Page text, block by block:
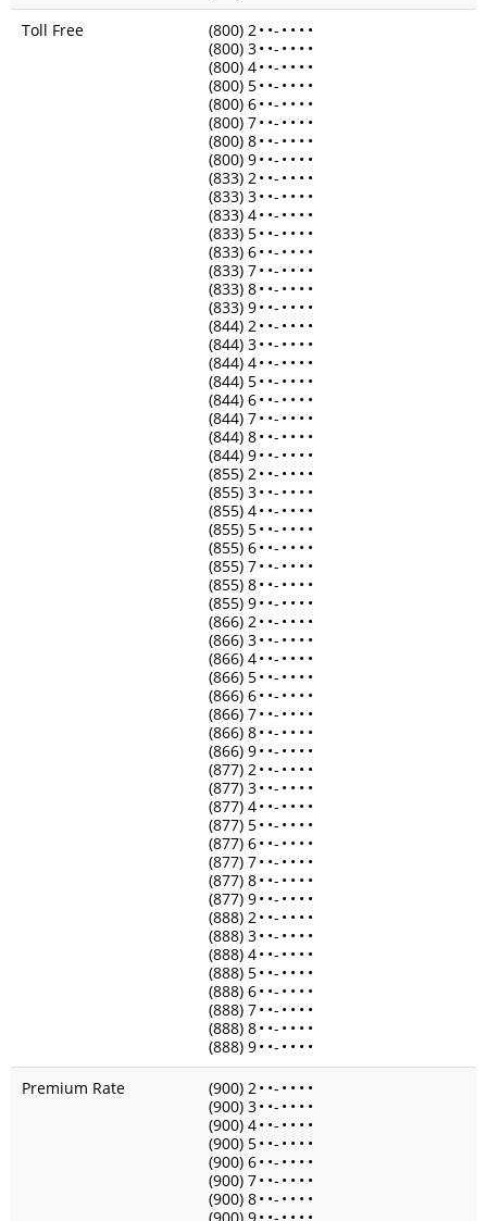
Toll Free
(800) 2• •- • • • •
(800) 3• •- • • • •
(800) 4• •- • • • •
(800) 5• •- • • • •
(800) 6• •- • • • •
(800) 7• •- • • • •
(800) 8• •- • • • •
(800) 9• •- • • • •
(833) 2• •- • • • •
(833) 3• •- • • • •
(833) 4• •- • • • •
(833) 5• •- • • • •
(833) 6• •- • • • •
(833) 7• •- • • • •
(833) 8• •- • • • •
(833) 9• •- • • • •
(844) 2• •- • • • •
(844) 3• •- • • • •
(844) 4• •- • • • •
(844) 5• •- • • • •
(844) 6• •- • • • •
(844) 7• •- • • • •
(844) 8• •- • • • •
(844) 9• •- • • • •
(855) 2• •- • • • •
(855) 3• •- • • • •
(855) 4• •- • • • •
(855) 5• •- • • • •
(855) 6• •- • • • •
(855) 7• •- • • • •
(855) 8• •- • • • •
(855) 9• •- • • • •
(866) 2• •- • • • •
(866) 3• •- • • • •
(866) 4• •- • • • •
(866) 5• •- • • • •
(866) 6• •- • • • •
(866) 7• •- • • • •
(866) 8• •- • • • •
(866) 9• •- • • • •
(877) 2• •- • • • •
(877) 3• •- • • • •
(877) 4• •- • • • •
(877) 5• •- • • • •
(877) 6• •- • • • •
(877) 7• •- • • • •
(877) 8• •- • • • •
(877) 9• •- • • • •
(888) 2• •- • • • •
(888) 3• •- • • • •
(888) 4• •- • • • •
(888) 5• •- • • • •
(888) 6• •- • • • •
(888) 7• •- • • • •
(888) 8• •- • • • •
(888) 9• •- • • • •
Premium Rate
(900) 2• •- • • • •
(900) 3• •- • • • •
(900) 4• •- • • • •
(900) 5• •- • • • •
(900) 6• •- • • • •
(900) 7• •- • • • •
(900) 8• •- • • • •